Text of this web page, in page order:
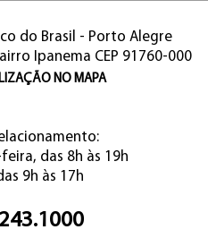
do Brasil - Porto Alegre
Ipanema CEP 91760-000
NO MAPA
das 8h às 19h
9h às 17h